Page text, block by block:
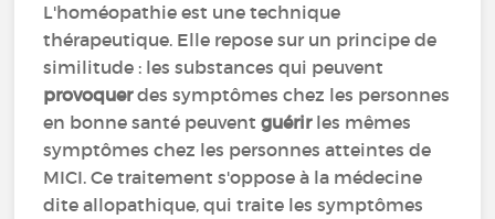
L'homéopathie est une technique
thérapeutique. Elle repose sur un principe de
similitude : les substances qui peuvent
provoquerdes symptômes chez les personnes
en bonne santé peuventguérir les mêmes
symptômes chez les personnes atteintes de
MICI. Ce traitement s'oppose à la médecine
dite allopathique, qui traite les symptômes